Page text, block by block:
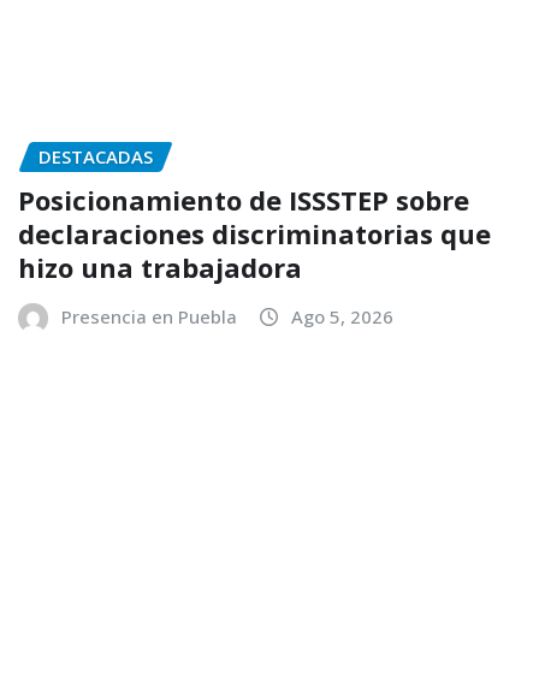
DESTACADAS
Posicionamiento de ISSSTEP sobre
declaraciones discriminatorias que
hizo una trabajadora
Presencia en Puebla Ago 5, 2026